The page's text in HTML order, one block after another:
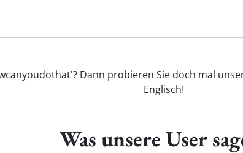
Dann probieren Sie doch mal
Englisch!
Was unsere User